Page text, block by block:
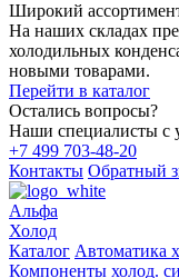
Широкий
На наших складах
холодильных
новыми товарами.
Перейти в каталог
Остались вопросы?
Наши специалисты с
+7 499 703-48-20
Контакты Обратный
Альфа
Холод
Каталог Автоматика
Компоненты холод.